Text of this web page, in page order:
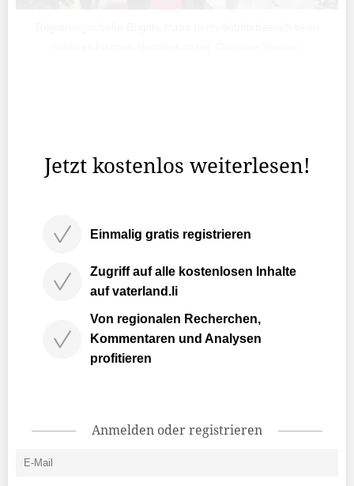
Jetzt kostenlos weiterlesen!
Einmalig gratis registrieren
Zugriff auf alle kostenlosen Inhalte
auf vaterland.li
Von regionalen Recherchen,
Kommentaren und Analysen
profitieren
Anmelden oder registrieren